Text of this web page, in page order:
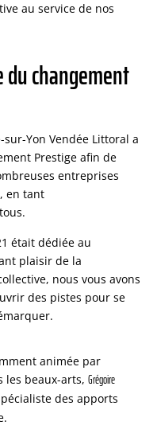
au service de nos
du changement
sur-Yon Vendée Littoral a
Prestige afin de
entreprises
en tant
était dédiée au
plaisir de la
nous vous avons
des pistes pour se
animée par
les beaux-arts, Grégoire
des apports